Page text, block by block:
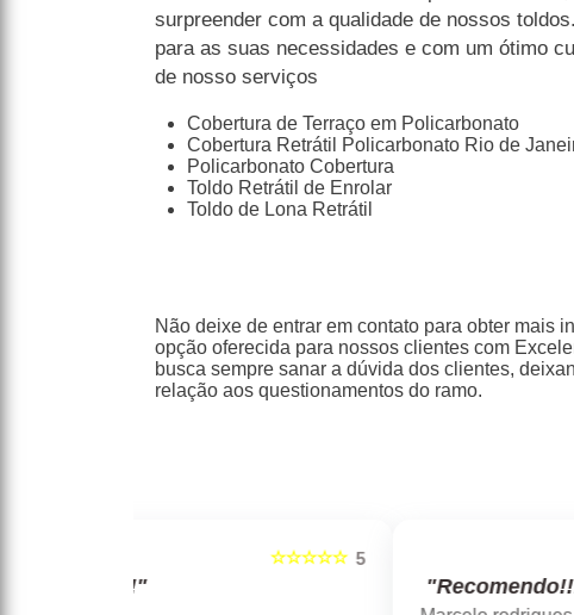
surpreender com a qualidade de nossos
para as suas necessidades e com um ótimo
de nosso serviços
Cobertura de Terraço em Policarbonato
Cobertura Retrátil Policarbonato Rio de
Policarbonato Cobertura
Toldo Retrátil de Enrolar
Toldo de Lona Retrátil
Não deixe de entrar em contato para obter mais
opção oferecida para nossos clientes com
busca sempre sanar a dúvida dos clientes,
relação aos questionamentos do ramo.